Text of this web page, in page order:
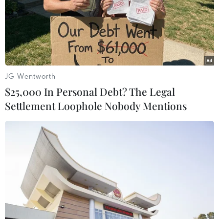
ChatGPT cung cấp tính năng chat
không giới hạn cho người dùng miễn
phí
06/08/2026 23:32
Phát hiện lỗ hổng bảo mật nghiêm
trọng trên loạt trình duyệt tích hợp
AI
06/08/2026 15:57
Thành lập Hội đồng cấp Nhà nước
xét tặng các giải thưởng khoa học và
công nghệ
06/08/2026 14:19
JG Wentworth
$25,000 In Personal Debt? The Legal
Settlement Loophole Nobody Mentions